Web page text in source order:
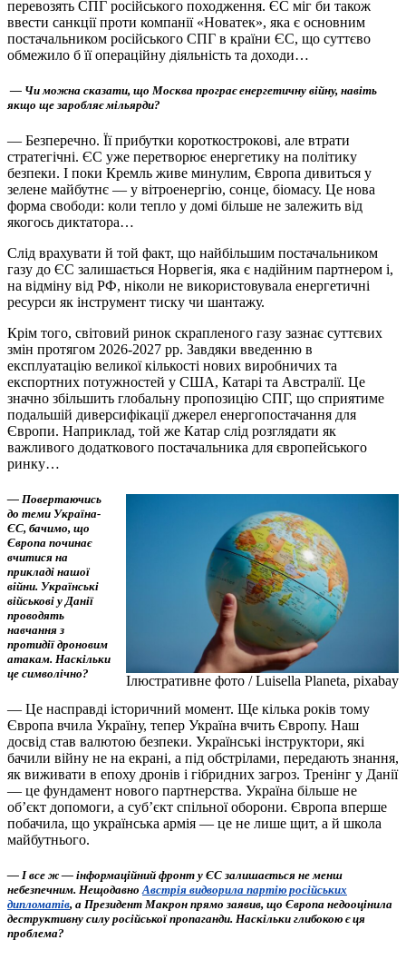
перевозять СПГ російського походження. ЄС міг би також
ввести санкції проти компанії «Новатек», яка є основним
постачальником російського СПГ в країни ЄС, що суттєво
обмежило б її операційну діяльність та доходи…
— Чи можна сказати, що Москва програє енергетичну війну, навіть
якщо ще заробляє мільярди?
— Безперечно. Її прибутки короткострокові, але втрати
стратегічні. ЄС уже перетворює енергетику на політику
безпеки. І поки Кремль живе минулим, Європа дивиться у
зелене майбутнє — у вітроенергію, сонце, біомасу. Це нова
форма свободи: коли тепло у домі більше не залежить від
якогось диктатора…
Слід врахувати й той факт, що найбільшим постачальником
газу до ЄС залишається Норвегія, яка є надійним партнером і,
на відміну від РФ, ніколи не використовувала енергетичні
ресурси як інструмент тиску чи шантажу.
Крім того, світовий ринок скрапленого газу зазнає суттєвих
змін протягом 2026-2027 рр. Завдяки введенню в
експлуатацію великої кількості нових виробничих та
експортних потужностей у США, Катарі та Австралії. Це
значно збільшить глобальну пропозицію СПГ, що сприятиме
подальшій диверсифікації джерел енергопостачання для
Європи. Наприклад, той же Катар слід розглядати як
важливого додаткового постачальника для європейського
ринку…
Ілюстративне фото / Luisella Planeta, pixabay
— Повертаючись
до теми Україна-
ЄС, бачимо, що
Європа починає
вчитися на
прикладі нашої
війни. Українські
військові у Данії
проводять
навчання з
протидії дроновим
атакам. Наскільки
це символічно?
— Це насправді історичний момент. Ще кілька років тому
Європа вчила Україну, тепер Україна вчить Європу. Наш
досвід став валютою безпеки. Українські інструктори, які
бачили війну не на екрані, а під обстрілами, передають знання,
як виживати в епоху дронів і гібридних загроз. Тренінг у Данії
— це фундамент нового партнерства. Україна більше не
об’єкт допомоги, а суб’єкт спільної оборони. Європа вперше
побачила, що українська армія — це не лише щит, а й школа
майбутнього.
— І все ж — інформаційний фронт у ЄС залишається не менш
небезпечним. НещодавноАвстрія видворила партію російських
дипломатів, а Президент Макрон прямо заявив, що Європа недооцінила
деструктивну силу російської пропаганди. Наскільки глибокою є ця
проблема?